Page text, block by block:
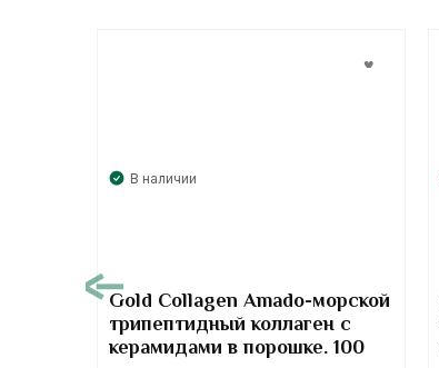
В наличии
Gold Collagen Amado-морской
трипептидный коллаген с
керамидами в порошке. 100